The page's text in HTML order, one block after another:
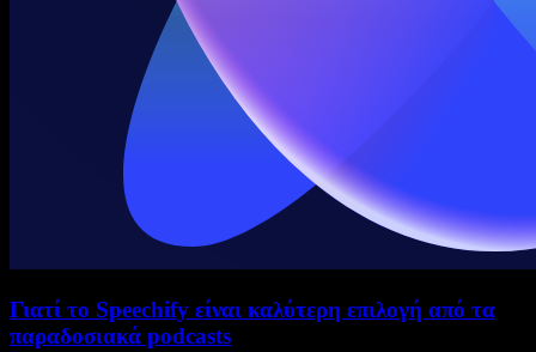
Γιατί το Speechify είναι καλύτερη επιλογή από τα
παραδοσιακά podcasts